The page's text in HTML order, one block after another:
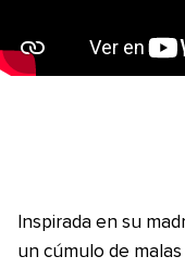
Inspirada en su
un cúmulo de